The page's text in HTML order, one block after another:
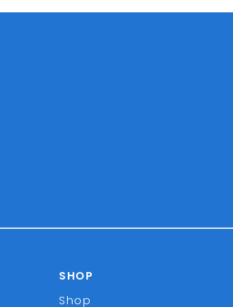
SHOP
Shop